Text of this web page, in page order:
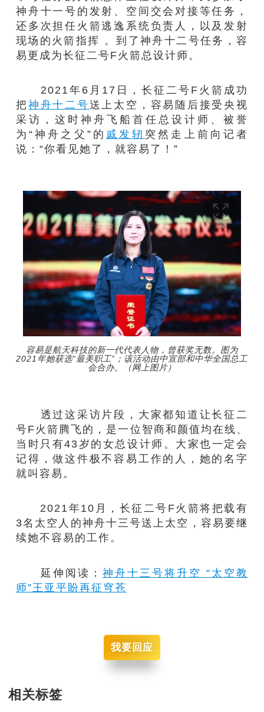
神舟十一号的发射、空间交会对接等任务，
还多次担任火箭逃逸系统负责人，以及发射
现场的火箭指挥 。到了神舟十二号任务，容
易更成为长征二号F火箭总设计师。
2021年6月17日，长征二号F火箭成功
把神舟十二号送上太空，容易随后接受央视
采访，这时神舟飞船首任总设计师、被誉
为“神舟之父”的 戚发轫 突然走上前向记者
说：“你看见她了，就容易了！”
容易是航天科技的新一代代表人物，曾获奖无数。图为
2021年她获选“最美职工”；该活动由中宣部和中华全国总工
会合办。（网上图片）
透过这采访片段，大家都知道让长征二
号F火箭腾飞的，是一位智商和颜值均在线、
当时只有43岁的女总设计师。大家也一定会
记得，做这件极不容易工作的人，她的名字
就叫容易。
2021年10月，长征二号F火箭将把载有
3名太空人的神舟十三号送上太空，容易要继
续她不容易的工作。
延伸阅读： 神舟十三号将升空 “太空教
师”王亚平盼再征穹苍
我要回应
相关标签